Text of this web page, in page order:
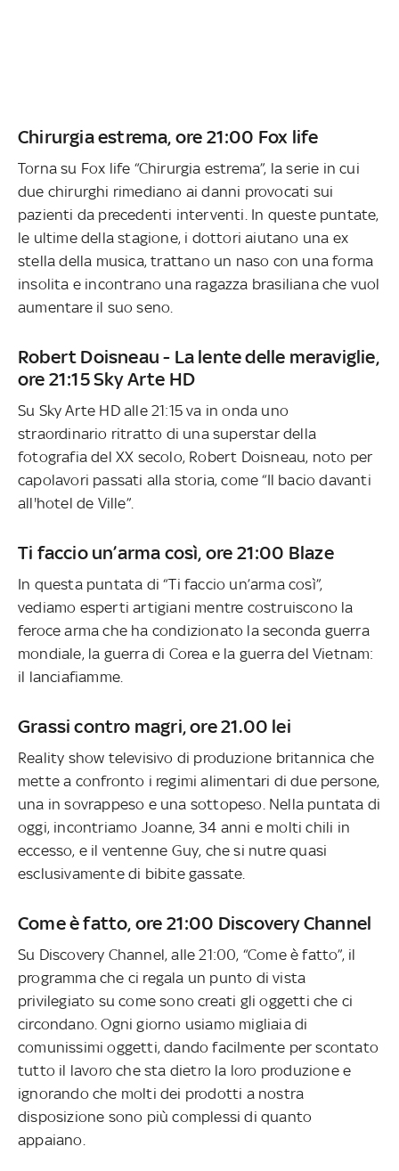
Chirurgia estrema, ore 21:00 Fox life
Torna su Fox life “Chirurgia estrema”, la serie in cui
due chirurghi rimediano ai danni provocati sui
pazienti da precedenti interventi. In queste puntate,
le ultime della stagione, i dottori aiutano una ex
stella della musica, trattano un naso con una forma
insolita e incontrano una ragazza brasiliana che vuol
aumentare il suo seno.
Robert Doisneau - La lente delle meraviglie,
ore 21:15 Sky Arte HD
Su Sky Arte HD alle 21:15 va in onda uno
straordinario ritratto di una superstar della
fotografia del XX secolo, Robert Doisneau, noto per
capolavori passati alla storia, come “Il bacio davanti
all'hotel de Ville”.
Ti faccio un’arma così, ore 21:00 Blaze
In questa puntata di “Ti faccio un’arma così”,
vediamo esperti artigiani mentre costruiscono la
feroce arma che ha condizionato la seconda guerra
mondiale, la guerra di Corea e la guerra del Vietnam:
il lanciafiamme.
Grassi contro magri, ore 21.00 lei
Reality show televisivo di produzione britannica che
mette a confronto i regimi alimentari di due persone,
una in sovrappeso e una sottopeso. Nella puntata di
oggi, incontriamo Joanne, 34 anni e molti chili in
eccesso, e il ventenne Guy, che si nutre quasi
esclusivamente di bibite gassate.
Come è fatto, ore 21:00 Discovery Channel
Su Discovery Channel, alle 21:00, “Come è fatto”, il
programma che ci regala un punto di vista
privilegiato su come sono creati gli oggetti che ci
circondano. Ogni giorno usiamo migliaia di
comunissimi oggetti, dando facilmente per scontato
tutto il lavoro che sta dietro la loro produzione e
ignorando che molti dei prodotti a nostra
disposizione sono più complessi di quanto
appaiano.